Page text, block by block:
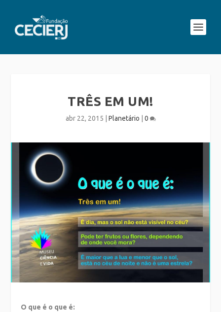
TRÊS EM UM!
abr 22, 2015 Planetário 0
O que é o que é: